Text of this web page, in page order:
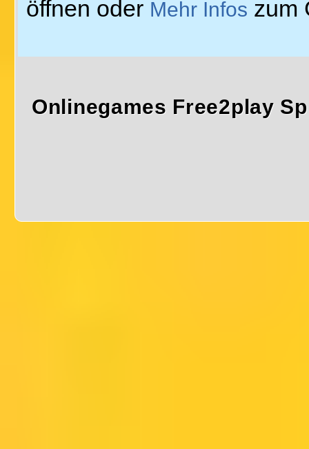
öffnen oder Mehr Infos zum
Onlinegames Free2play